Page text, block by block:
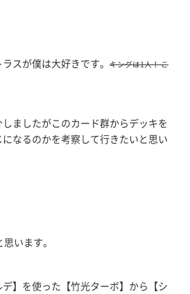
スが僕は大好きです。 キングは1人！ こ
ましたがこのカード群からデッキを
なるのかを考察して行きたいと思い
います。
デ】を使った【竹光ターボ】から【シ